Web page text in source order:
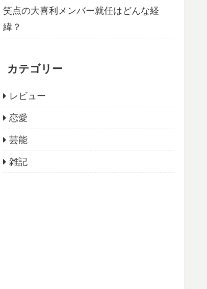
笑点の大喜利メンバー就任はどんな経
緯？
カテゴリー
レビュー
恋愛
芸能
雑記